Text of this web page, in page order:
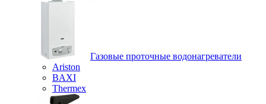
Газовые проточные водонагреватели
Ariston
BAXI
Thermex